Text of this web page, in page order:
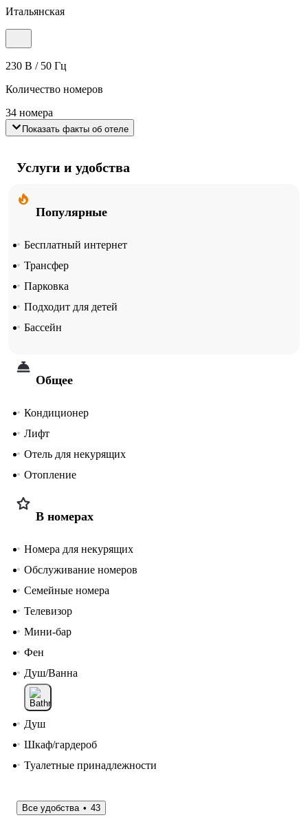
Итальянская
230 В / 50 Гц
Количество номеров
34 номера
Показать факты об отеле
Услуги и удобства
Популярные
Бесплатный интернет
Трансфер
Парковка
Подходит для детей
Бассейн
Общее
Кондиционер
Лифт
Отель для некурящих
Отопление
В номерах
Номера для некурящих
Обслуживание номеров
Семейные номера
Телевизор
Мини-бар
Фен
Душ/Ванна
Душ
Шкаф/гардероб
Туалетные принадлежности
Все удобства 43